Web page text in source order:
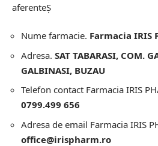
aferenteȘ
Nume farmacie. Farmacia IRIS
Adresa. SAT TABARASI, COM.
GALBINASI, BUZAU
Telefon contact Farmacia IRIS
0799.499 656
Adresa de email Farmacia IRIS
office@irispharm.ro